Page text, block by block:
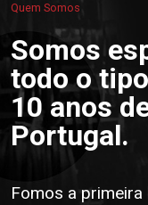
Quem Somos
Somos
todo o
10 anos
Portugal.
Fomos a